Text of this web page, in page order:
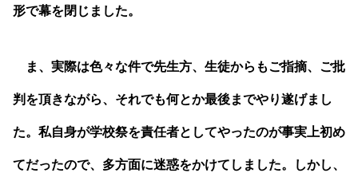
形で幕を閉じました。
ま、実際は色々な件で先生方、生徒からもご指摘、ご批
判を頂きながら、それでも何とか最後までやり遂げまし
た。私自身が学校祭を責任者としてやったのが事実上初め
てだったので、多方面に迷惑をかけてしました。しかし、